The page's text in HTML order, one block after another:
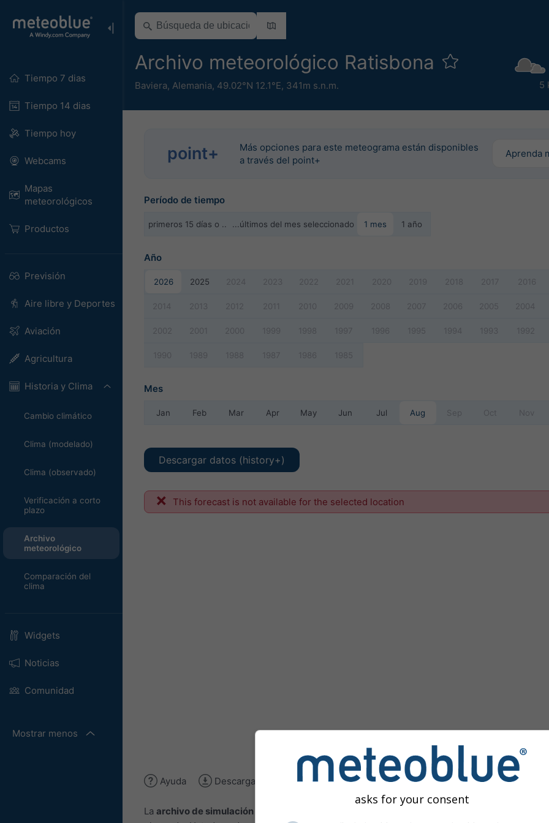
Tiempo 7 dias
Tiempo 14 dias
Tiempo hoy
Webcams
Mapas
meteorológicos
Productos
Previsión
Aire libre y Deportes
Aviación
Agricultura
Historia y Clima
Cambio climático
Clima (modelado)
Clima (observado)
Verificación a corto
plazo
Archivo
meteorológico
Comparación del
clima
Widgets
Noticias
Comunidad
Mostrar menos
Archivo meteorológico Ratisbona
Baviera, Alemania, 49.02°N 12.1°E, 341m s.n.m. 5
point+
Más opciones para este meteograma están disponibles
a través del point+
Aprenda
Período de tiempo
primeros 15 días o .. ...últimos del mes seleccionado 1 mes 1 año
Año
2026 2025 2024 2023 2022 2021 2020 2019 2018 2017 2016
2014 2013 2012 2011 2010 2009 2008 2007 2006 2005 2004
2002 2001 2000 1999 1998 1997 1996 1995 1994 1993 1992
1990 1989 1988 1987 1986 1985
Mes
Jan Feb Mar Apr May Jun Jul Aug Sep Oct Nov
Descargar datos (history+)
This forecast is not available for the selected location
Ayuda Descargar imagen
La archivo de simulación historico
proporciona acceso a simulaciones climáticas para
asks for your consent